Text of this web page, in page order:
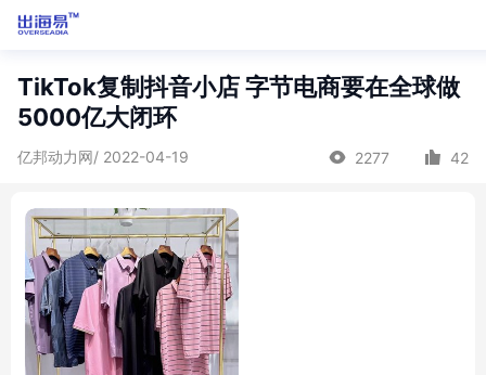
TikTok复制抖音小店 字节电商要在全球做
5000亿大闭环
亿邦动力网/ 2022-04-19 2277 42